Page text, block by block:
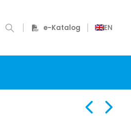
e-Katalog EN